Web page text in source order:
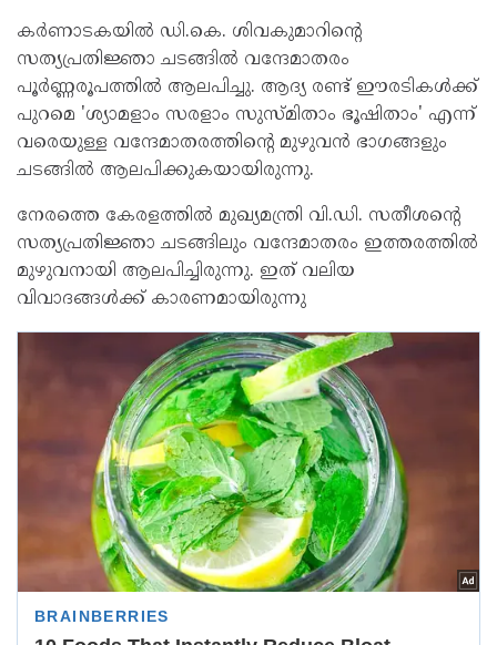
കര്‍ണാടകയില്‍ ഡി.കെ. ശിവകുമാറിന്റെ
സത്യപ്രതിജ്ഞാ ചടങ്ങില്‍ വന്ദേമാതരം
പൂര്‍ണ്ണരൂപത്തില്‍ ആലപിച്ചു. ആദ്യ രണ്ട് ഈരടികള്‍ക്ക്
പുറമെ 'ശ്യാമളാം സരളാം സുസ്മിതാം ഭൂഷിതാം' എന്ന്
വരെയുള്ള വന്ദേമാതരത്തിന്റെ മുഴുവന്‍ ഭാഗങ്ങളും
ചടങ്ങില്‍ ആലപിക്കുകയായിരുന്നു.
നേരത്തെ കേരളത്തില്‍ മുഖ്യമന്ത്രി വി.ഡി. സതീശന്റെ
സത്യപ്രതിജ്ഞാ ചടങ്ങിലും വന്ദേമാതരം ഇത്തരത്തില്‍
മുഴുവനായി ആലപിച്ചിരുന്നു. ഇത് വലിയ
വിവാദങ്ങള്‍ക്ക് കാരണമായിരുന്നു